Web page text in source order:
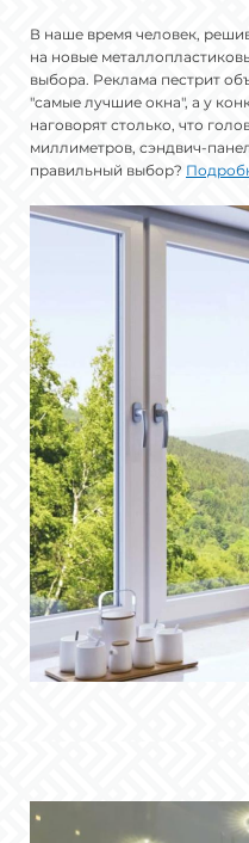
В наше время человек,
на новые
выбора. Реклама пестрит
"самые лучшие окна", а у
наговорят столько, что
миллиметров, сэндвич-
правильный выбор?